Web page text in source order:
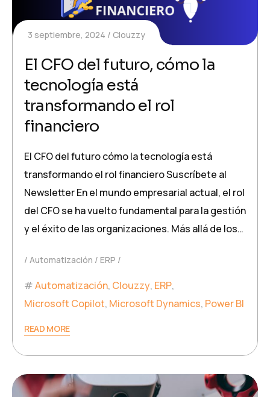
3 septiembre, 2024 Clouzzy
El CFO del futuro, cómo la
tecnología está
transformando el rol
financiero
El CFO del futuro cómo la tecnología está
transformando el rol financiero​ Suscríbete al
Newsletter En el mundo empresarial actual, el rol
del CFO se ha vuelto fundamental para la gestión
y el éxito de las organizaciones. Más allá de los…
Automatización ERP
Automatización, Clouzzy, ERP,
Microsoft Copilot, Microsoft Dynamics, Power BI
READ MORE